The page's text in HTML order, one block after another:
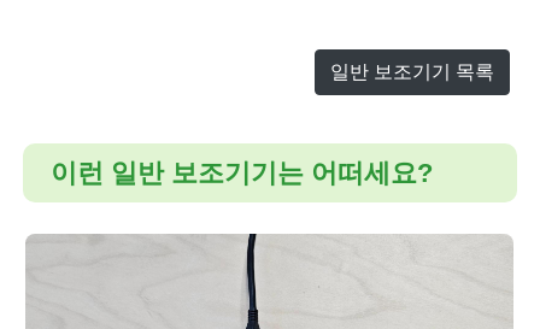
일반 보조기기 목록
이런 일반 보조기기는 어떠세요?